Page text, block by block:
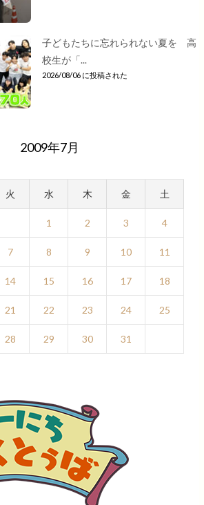
子どもたちに忘れられない夏を 高
校生が「...
2026/08/06 に投稿された
2009年7月
火 水 木 金 土
1 2 3 4
7 8 9 10 11
14 15 16 17 18
21 22 23 24 25
28 29 30
31